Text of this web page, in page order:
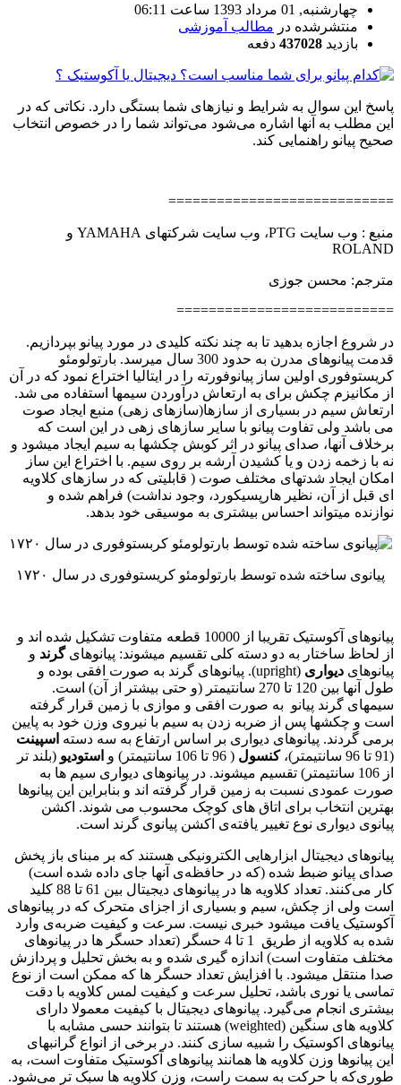
چهارشنبه, 01 مرداد 1393 ساعت 06:11
منتشرشده در مطالب آموزشی
بازدید 437028 دفعه
پاسخ این سوال به شرایط و نیازهای شما بستگی دارد. نکاتی که در
این مطلب به آنها اشاره می‌شود می‌تواند شما را در خصوص انتخاب
صحیح پیانو راهنمایی کند.
============================
منبع : وب سایت PTG، وب سایت شرکتهای YAMAHA و
ROLAND
مترجم: محسن جوزی
===========================
در شروع اجازه بدهید تا به چند نکته کلیدی در مورد پیانو بپردازیم.
قدمت پیانوهای مدرن به حدود 300 سال میرسد. بارتولومئو
کریستوفوری اولین ساز پیانوفورته را در ایتالیا اختراع نمود که در آن
از مکانیزم چکش برای به ارتعاش درآوردن سیمها استفاده می شد.
ارتعاش سیم در بسیاری از سازها(سازهای زهی) منبع ایجاد صوت
می باشد ولی تفاوت پیانو با سایر سازهای زهی در این است که
برخلاف آنها، صدای پیانو در اثر کوبش چکشها به سیم ایجاد میشود و
نه با زخمه زدن و یا کشیدن آرشه بر روی سیم. با اختراع این ساز
امکان ایجاد شدتهای مختلف صوت ( قابلیتی که در سازهای کلاویه
ای قبل از آن، نظیر هارپسیکورد، وجود نداشت) فراهم شده و
نوازنده میتواند احساس بیشتری به موسیقی خود بدهد.
پیانوی ساخته شده توسط بارتولومئو کریستوفوری در سال ۱۷۲۰
پیانوهای آکوستیک تقریبا از 10000 قطعه متفاوت تشکیل شده اند و
از لحاظ ساختار به دو دسته کلی تقسیم میشوند: پیانوهایگرند و
پیانوهای دیواری
(upright). پیانوهای گرند به صورت افقی بوده و
طول آنها بین 120 تا 270 سانتیمتر (و حتی بیشتر از آن) است.
سیمهای گرند پیانو به صورت افقی و موازی با زمین قرار گرفته
است و چکشها پس از ضربه زدن به سیم با نیروی وزن خود به پایین
برمی گردند. پیانوهای دیواری بر اساس ارتفاع به سه دسته اسپینت
(91 تا 96 سانتیمتر)،
کنسول ( 96 تا 106 سانتیمتر) و استودیو (بلند تر
از 106 سانتیمتر) تقسیم میشوند. در پیانوهای دیواری سیم ها به
صورت عمودی نسبت به زمین قرار گرفته اند و بنابراین این پیانوها
بهترین انتخاب برای اتاق های کوچک محسوب می شوند. اكشن
پیانوی دیواری نوع تغییر یافته‌ی اکشن پیانوی گرند است.
پیانوهای دیجیتال ابزارهایی الکترونیکی هستند که بر مبنای باز پخش
صدای پیانو ضبط شده (که در حافظه‌ی آنها جای داده شده است)
کار می‌کنند. تعداد کلاویه ها در پیانوهای دیجیتال بین 61 تا 88 کلید
است ولی از چکش، سیم و بسیاری از اجزای متحرک که در پیانوهای
آکوستیک یافت میشود خبری نیست. سرعت و كیفیت ضربه‌ی وارد
شده به کلاویه از طریق 1 تا 4 حسگر (‌تعداد حسگر ها در پیانوهای
مختلف متفاوت است) اندازه گیری شده و به بخش تحلیل و پردازش
صدا منتقل میشود. با افزایش تعداد حسگر ها كه ممكن است از نوع
تماسی یا نوری باشد،‌ تحلیل سرعت و كیفیت لمس كلاویه با دقت
بیشتری انجام می‌گیرد. پیانوهای دیجیتال با کیفیت معمولا دارای
کلاویه های سنگین (weighted) هستند تا بتوانند حسی مشابه با
پیانوهای اکوستیک را شبیه سازی كنند. در برخی از انواع گرانبهای
این پیانوها وزن کلاویه ها همانند پیانوهای آکوستیک متفاوت است، به
طوری‌که با حرکت به سمت راست، وزن کلاویه ها سبک تر می‌شود.